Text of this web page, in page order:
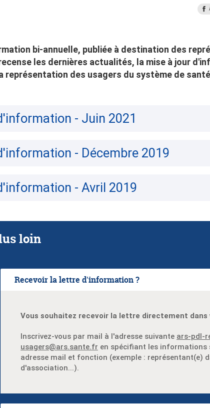
bi-annuelle, publiée à destination des
les dernières actualités, la mise à jour
représentation des usagers du système de
- Juin 2021
- Décembre 2019
- Avril 2019
loin
Recevoir la lettre d'information ?
Vous souhaitez recevoir la lettre directement dans
Inscrivez-vous par mail à l'adresse suivante ars-pdl-
usagers@ars.sante.fr en spécifiant les informations
adresse mail et fonction (exemple : représentant(e)
d'association...).